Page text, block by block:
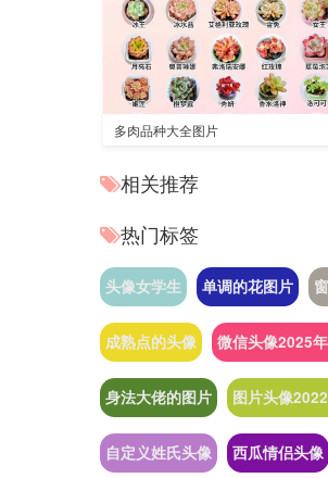
多肉品种大全图片
相关推荐
热门标签
头像女学生 单调的花图片
成熟点的头像 微信头像2025
身法大佬的图片 图片头像
自定义姓氏头像 西瓜情侣头像